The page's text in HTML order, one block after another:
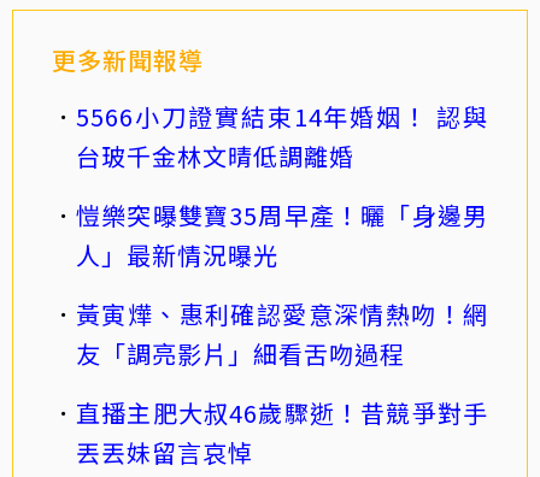
更多新聞報導
5566小刀證實結束14年婚姻！ 認與
台玻千金林文晴低調離婚
愷樂突曝雙寶35周早產！曬「身邊男
人」最新情況曝光
黃寅燁、惠利確認愛意深情熱吻！網
友「調亮影片」細看舌吻過程
直播主肥大叔46歲驟逝！昔競爭對手
丟丟妹留言哀悼